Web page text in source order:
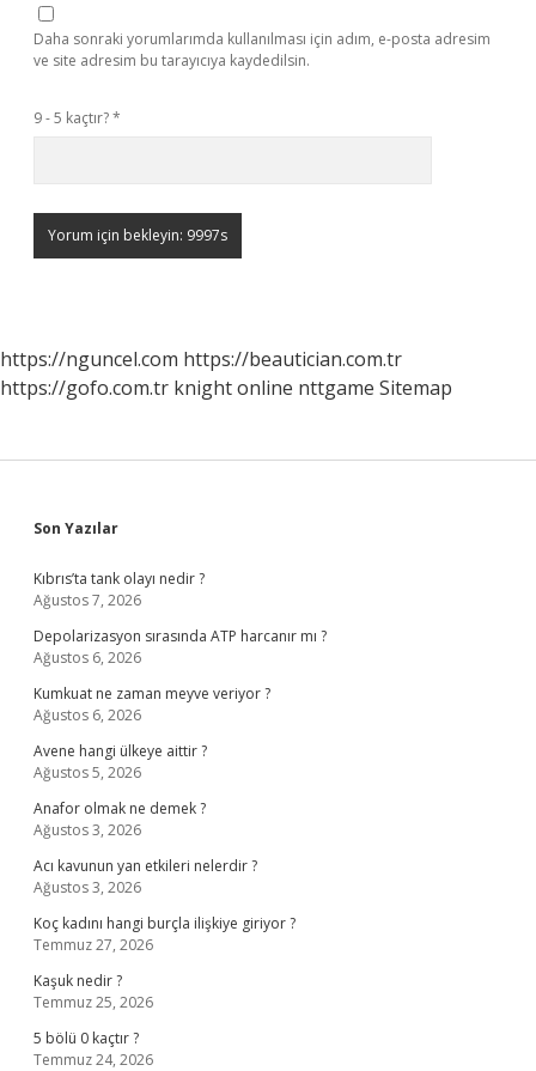
Daha sonraki yorumlarımda kullanılması için adım, e-posta adresim
ve site adresim bu tarayıcıya kaydedilsin.
9 - 5 kaçtır?*
https://nguncel.com https://beautician.com.tr
https://gofo.com.tr knight online nttgame Sitemap
Sidebar
Son Yazılar
Kıbrıs’ta tank olayı nedir ?
Ağustos 7, 2026
Depolarizasyon sırasında ATP harcanır mı ?
Ağustos 6, 2026
Kumkuat ne zaman meyve veriyor ?
Ağustos 6, 2026
Avene hangi ülkeye aittir ?
Ağustos 5, 2026
Anafor olmak ne demek ?
Ağustos 3, 2026
Acı kavunun yan etkileri nelerdir ?
Ağustos 3, 2026
Koç kadını hangi burçla ilişkiye giriyor ?
Temmuz 27, 2026
Kaşuk nedir ?
Temmuz 25, 2026
5 bölü 0 kaçtır ?
Temmuz 24, 2026